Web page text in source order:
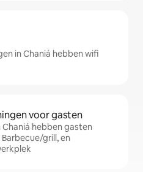
in Chaniá hebben wifi
voor gasten
hebben gasten
grill, en